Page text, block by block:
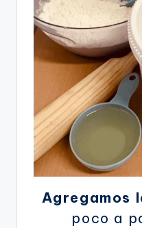
Agregamos
poco a